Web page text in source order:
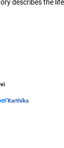
describes the
Karthika